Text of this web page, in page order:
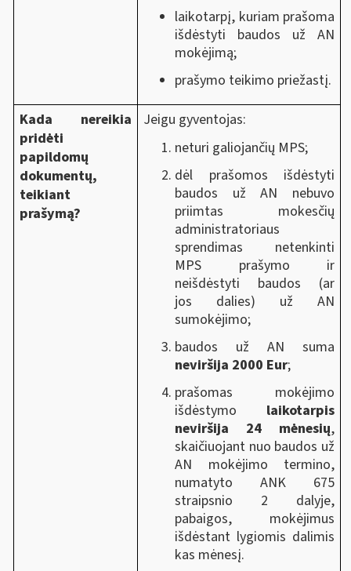
laikotarpį, kuriam prašoma
išdėstyti baudos už AN
mokėjimą;
prašymo teikimo priežastį.
Kada nereikia
pridėti
papildomų
dokumentų,
teikiant
prašymą?
Jeigu gyventojas:
neturi galiojančių MPS;
dėl prašomos išdėstyti
baudos už AN nebuvo
priimtas mokesčių
administratoriaus
sprendimas netenkinti
MPS prašymo ir
neišdėstyti baudos (ar
jos dalies) už AN
sumokėjimo;
baudos už AN suma
neviršija 2000 Eur;
prašomas mokėjimo
išdėstymo laikotarpis
neviršija 24 mėnesių,
skaičiuojant nuo baudos už
AN mokėjimo termino,
numatyto ANK 675
straipsnio 2 dalyje,
pabaigos, mokėjimus
išdėstant lygiomis dalimis
kas mėnesį.